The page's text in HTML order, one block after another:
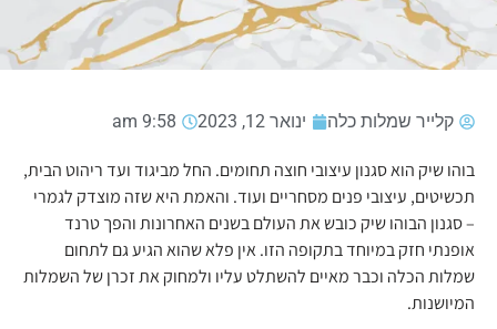
קלייר שמלות כלה ינואר 12, 2023 9:58 am
בוהו שיק הוא סגנון עיצובי חוצה תחומים. החל מביגוד ועד ריהוט הבית,
תכשיטים, עיצובי פנים מסחריים ועוד. והאמת היא שזה מוצדק לגמרי
– סגנון הבוהו שיק כובש את העולם בשנים האחרונות והפך טרנד
אופנתי חזק במיוחד בתקופה הזו. אין פלא שהוא הגיע גם לתחום
שמלות הכלה וכבר מאיים להשתלט עליו ולמחוק את זכרן של השמלות
המיושנות.